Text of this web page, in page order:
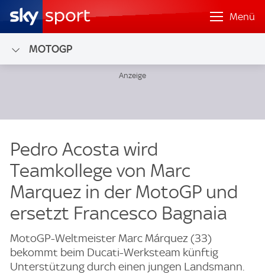
Menü
MOTOGP
Pedro Acosta wird
Teamkollege von Marc
Marquez in der MotoGP und
ersetzt Francesco Bagnaia
MotoGP-Weltmeister Marc Márquez (33)
bekommt beim Ducati-Werksteam künftig
Unterstützung durch einen jungen Landsmann.